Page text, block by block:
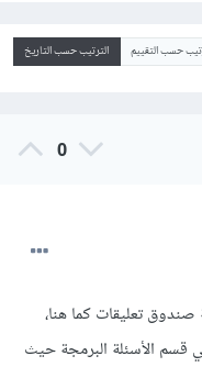
حسب التقييم الترتيب حسب التاريخ
0
تعليقات كما هنا،
الأسئلة البرمجة حيث